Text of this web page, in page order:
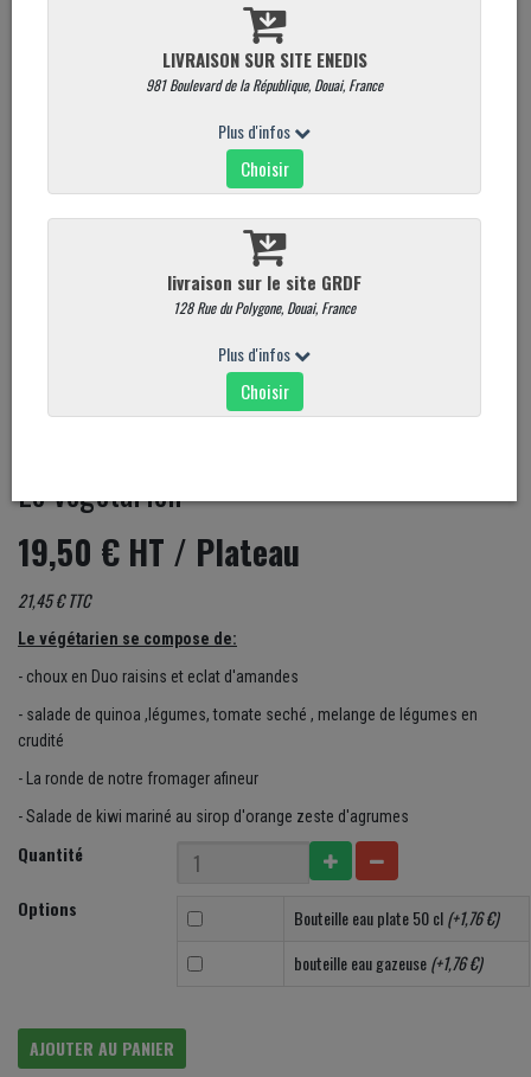
Le végétarien
19,50 € HT / Plateau
21,45 € TTC
Le végétarien se compose de:
- choux en Duo raisins et eclat d'amandes
- salade de quinoa ,légumes, tomate seché , melange de légumes en
crudité
- La ronde de notre fromager afineur
- Salade de kiwi mariné au sirop d'orange zeste d'agrumes
Quantité
Options Bouteille eau plate 50 cl(+1,76 €)
bouteille eau gazeuse(+1,76 €)
AJOUTER AU PANIER